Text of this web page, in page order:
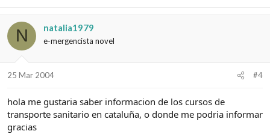
N natalia1979
e-mergencista novel
25 Mar 2004 #4
hola me gustaria saber informacion de los cursos de
transporte sanitario en cataluña, o donde me podria informar
gracias